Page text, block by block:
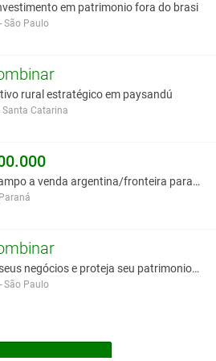
MT
pela cotação deste item. Você acha que
de Agroads?Informar aqui
em patrimonio fora do brasi
São Paulo
rural estratégico em paysandú
Catarina
512 ha. campo a venda argentina/fronteira parana.
Expanda seus negócios e proteja seu patrimonio no
São Paulo